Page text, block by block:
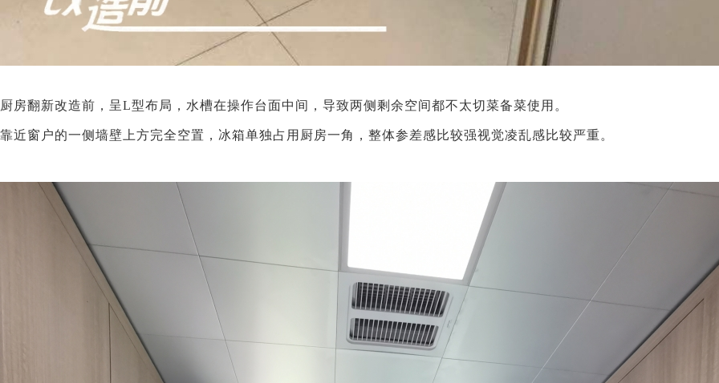
厨房翻新改造前， 呈L型布局，水槽在操作台面中间，导致两侧剩余空间都不太切菜备菜使用。
靠近窗户的一侧墙壁上方完全空置，冰箱单独占用厨房一角，整体参差感比较强视觉凌乱感比较严重。